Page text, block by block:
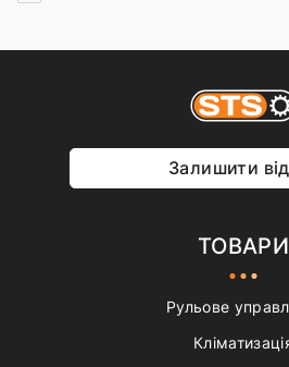
Залишити
ТОВАРИ
Рульове